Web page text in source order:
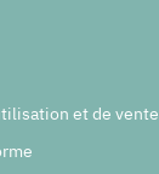
et de vente